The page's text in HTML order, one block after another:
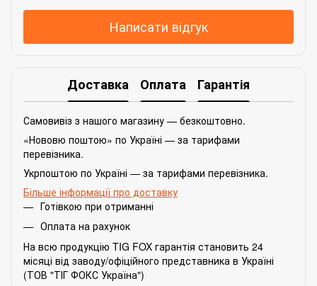
Написати відгук
Доставка Оплата Гарантія
Самовивіз з нашого магазину — безкоштовно.
«Нововю поштою» по Україні — за тарифами
перевізника.
Укрпоштою по Україні — за тарифами перевізника.
Більше інформації про доставку
Готівкою при отриманні
Оплата на рахунок
На всю продукцію TIG FOX гарантія становить 24
місяці від заводу/офіційного представника в Україні
(ТОВ "ТІГ ФОКС Україна")